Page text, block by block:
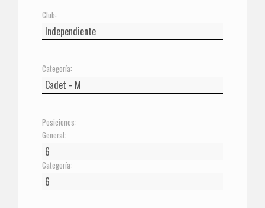
Club:
Categoría:
Posiciones:
General:
Categoría: